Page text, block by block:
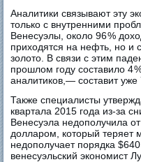
Аналитики связывают эту
только с внутренними
Венесуэлы, около 96 %
приходятся на нефть, но и
золото. В связи с этим
прошлом году составило 4
аналитиков,— составит уже
Также специалисты
квартала 2015 года из‑за
Венесуэла недополучила
долларом, который теряет
недополучает порядка
венесуэльский экономист